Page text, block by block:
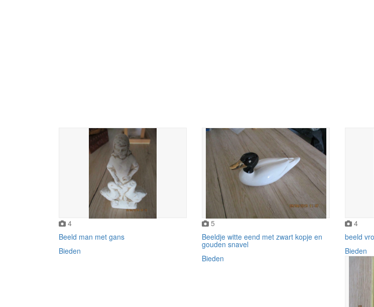
4
Beeld man met gans
Bieden
5
Beeldje witte eend met zwart kopje en
gouden snavel
Bieden
4
beeld
Bieden